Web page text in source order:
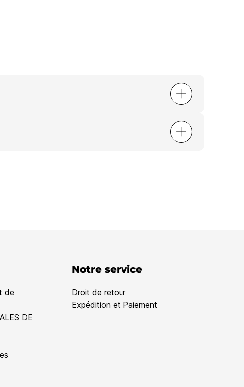
de
DE
Notre service
Droit de retour
Expédition et Paiement